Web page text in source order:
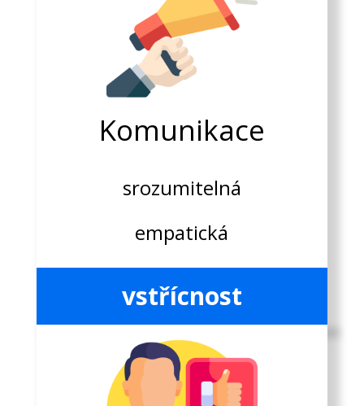
Komunikace
srozumitelná
empatická
vstřícnost